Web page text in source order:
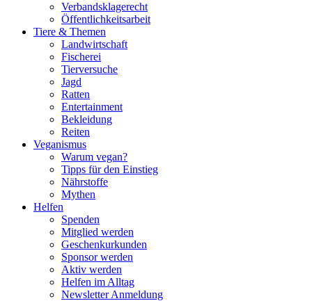
Verbandsklagerecht
Öffentlichkeitsarbeit
Tiere & Themen
Landwirtschaft
Fischerei
Tierversuche
Jagd
Ratten
Entertainment
Bekleidung
Reiten
Veganismus
Warum vegan?
Tipps für den Einstieg
Nährstoffe
Mythen
Helfen
Spenden
Mitglied werden
Geschenkurkunden
Sponsor werden
Aktiv werden
Helfen im Alltag
Newsletter Anmeldung